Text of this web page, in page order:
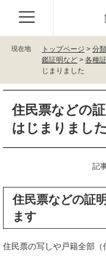
現在地 トップページ > 分
鑑証明など > 各種
じまりました
住民票などの
はじまりました
記
住民票などの証
ます
住民票の写しや戸籍全部（